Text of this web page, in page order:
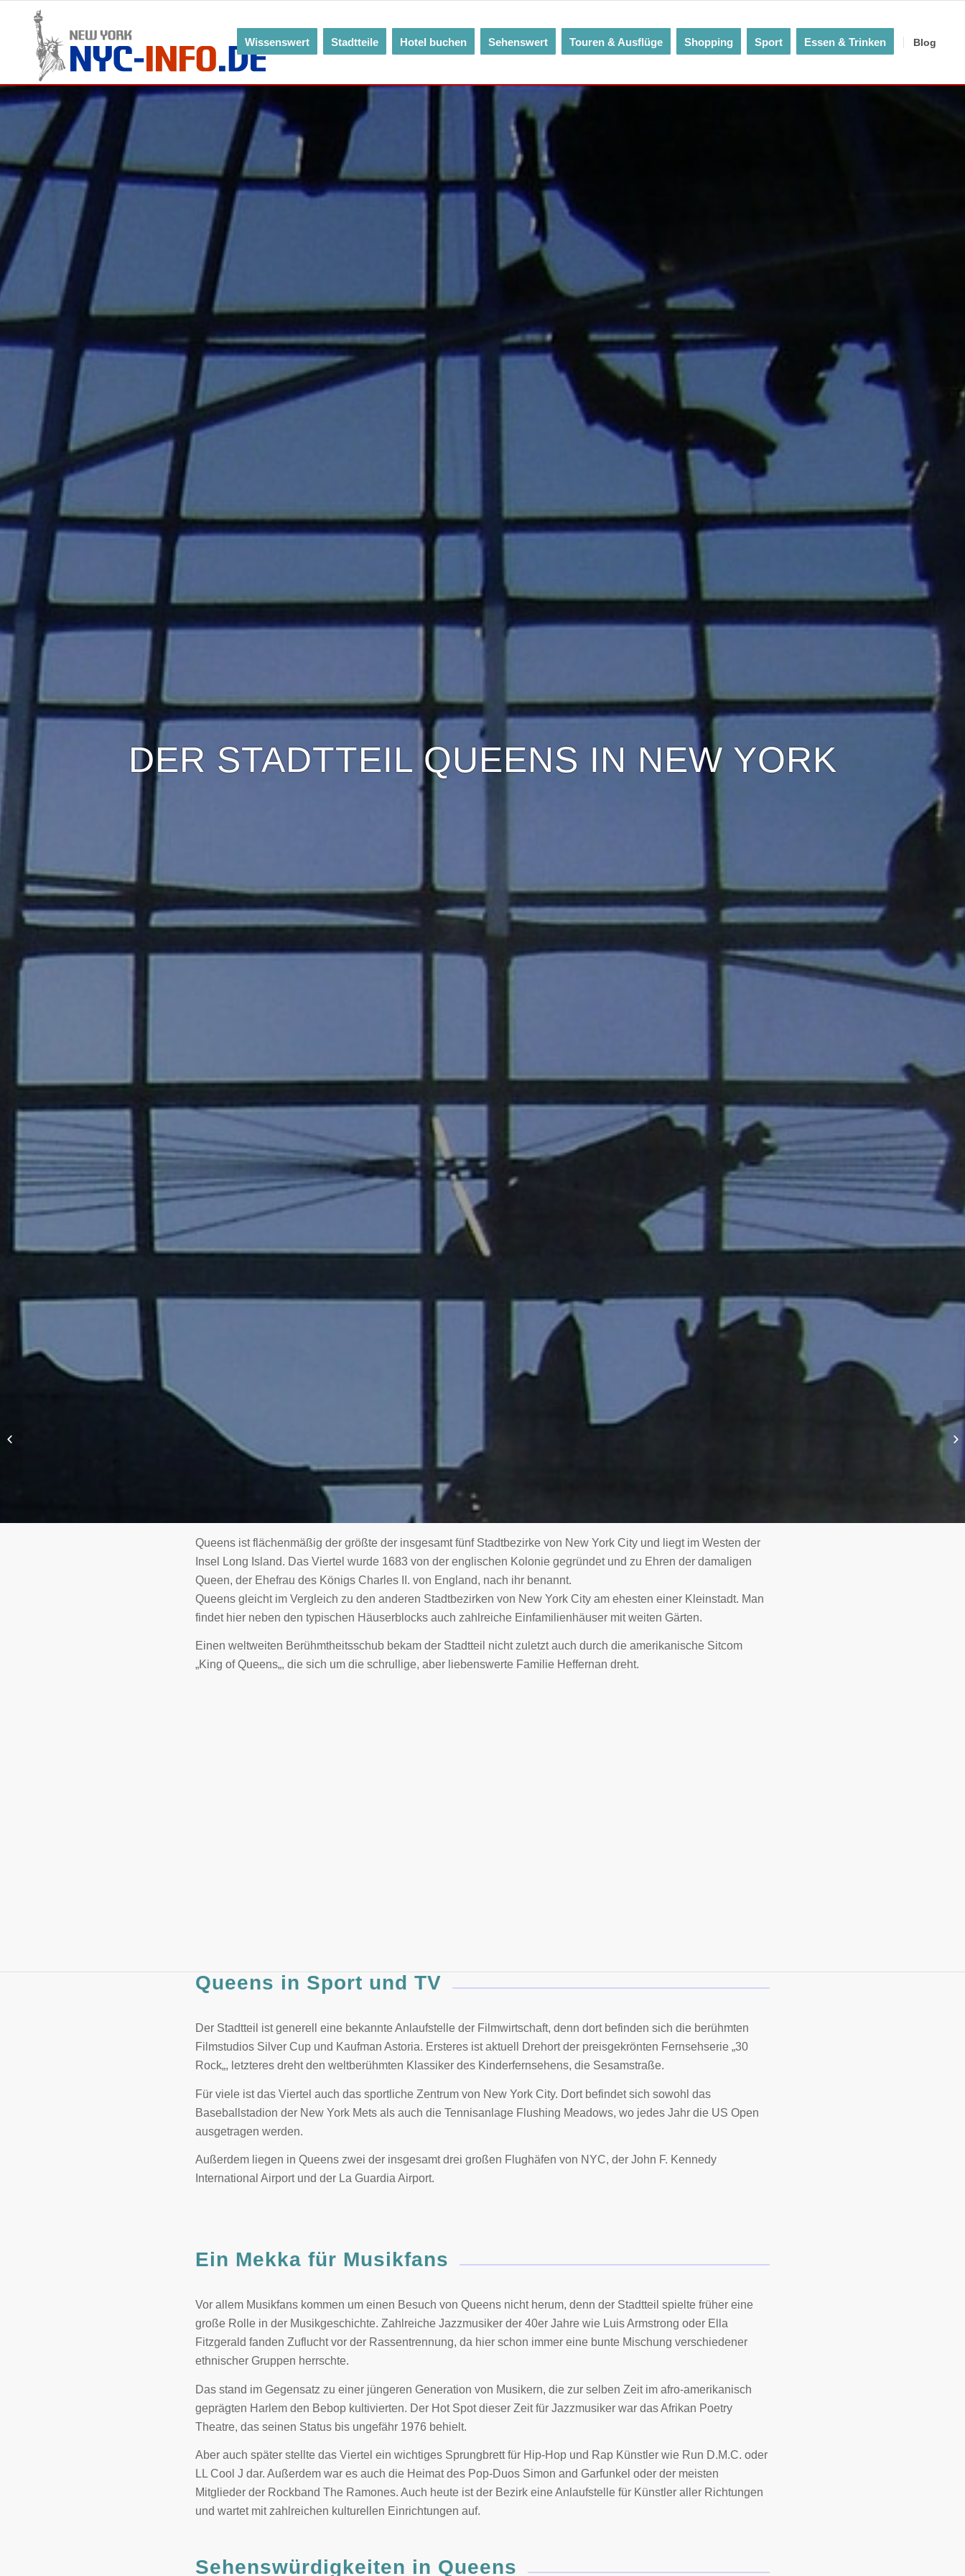
Wissenswert Stadtteile Hotel buchen Sehenswert Touren & Ausflüge Shopping Sport Essen & Trinken Blog
DER STADTTEIL QUEENS IN NEW YORK
Queens ist flächenmäßig der größte der insgesamt fünf Stadtbezirke von New York City und liegt im Westen der
Insel Long Island. Das Viertel wurde 1683 von der englischen Kolonie gegründet und zu Ehren der damaligen
Queen, der Ehefrau des Königs Charles II. von England, nach ihr benannt.
Queens gleicht im Vergleich zu den anderen Stadtbezirken von New York City am ehesten einer Kleinstadt. Man
findet hier neben den typischen Häuserblocks auch zahlreiche Einfamilienhäuser mit weiten Gärten.
Einen weltweiten Berühmtheitsschub bekam der Stadtteil nicht zuletzt auch durch die amerikanische Sitcom
„King of Queens„, die sich um die schrullige, aber liebenswerte Familie Heffernan dreht.
Queens in Sport und TV
Der Stadtteil ist generell eine bekannte Anlaufstelle der Filmwirtschaft, denn dort befinden sich die berühmten
Filmstudios Silver Cup und Kaufman Astoria. Ersteres ist aktuell Drehort der preisgekrönten Fernsehserie „30
Rock„, letzteres dreht den weltberühmten Klassiker des Kinderfernsehens, die Sesamstraße.
Für viele ist das Viertel auch das sportliche Zentrum von New York City. Dort befindet sich sowohl das
Baseballstadion der New York Mets als auch die Tennisanlage Flushing Meadows, wo jedes Jahr die US Open
ausgetragen werden.
Außerdem liegen in Queens zwei der insgesamt drei großen Flughäfen von NYC, der John F. Kennedy
International Airport und der La Guardia Airport.
Ein Mekka für Musikfans
Vor allem Musikfans kommen um einen Besuch von Queens nicht herum, denn der Stadtteil spielte früher eine
große Rolle in der Musikgeschichte. Zahlreiche Jazzmusiker der 40er Jahre wie Luis Armstrong oder Ella
Fitzgerald fanden Zuflucht vor der Rassentrennung, da hier schon immer eine bunte Mischung verschiedener
ethnischer Gruppen herrschte.
Das stand im Gegensatz zu einer jüngeren Generation von Musikern, die zur selben Zeit im afro-amerikanisch
geprägten Harlem den Bebop kultivierten. Der Hot Spot dieser Zeit für Jazzmusiker war das Afrikan Poetry
Theatre, das seinen Status bis ungefähr 1976 behielt.
Aber auch später stellte das Viertel ein wichtiges Sprungbrett für Hip-Hop und Rap Künstler wie Run D.M.C. oder
LL Cool J dar. Außerdem war es auch die Heimat des Pop-Duos Simon and Garfunkel oder der meisten
Mitglieder der Rockband The Ramones. Auch heute ist der Bezirk eine Anlaufstelle für Künstler aller Richtungen
und wartet mit zahlreichen kulturellen Einrichtungen auf.
Sehenswürdigkeiten in Queens